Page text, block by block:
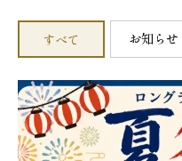
すべて お知らせ